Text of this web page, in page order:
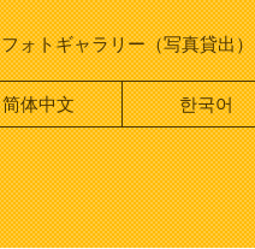
フォトギャラリー（写真貸出）
简体中文 한국어